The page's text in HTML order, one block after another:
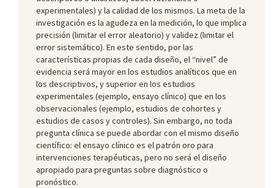
experimentales) y la calidad de los mismos. La meta de la
investigación es la agudeza en la medición, lo que implica
precisión (limitar el error aleatorio) y validez (limitar el
error sistemático). En este sentido, por las
características propias de cada diseño, el “nivel” de
evidencia será mayor en los estudios analíticos que en
los descriptivos, y superior en los estudios
experimentales (ejemplo, ensayo clínico) que en los
observacionales (ejemplo, estudios de cohortes y
estudios de casos y controles). Sin embargo, no toda
pregunta clínica se puede abordar con el mismo diseño
científico: el ensayo clínico es el patrón oro para
intervenciones terapéuticas, pero no será el diseño
apropiado para preguntas sobre diagnóstico o
pronóstico.